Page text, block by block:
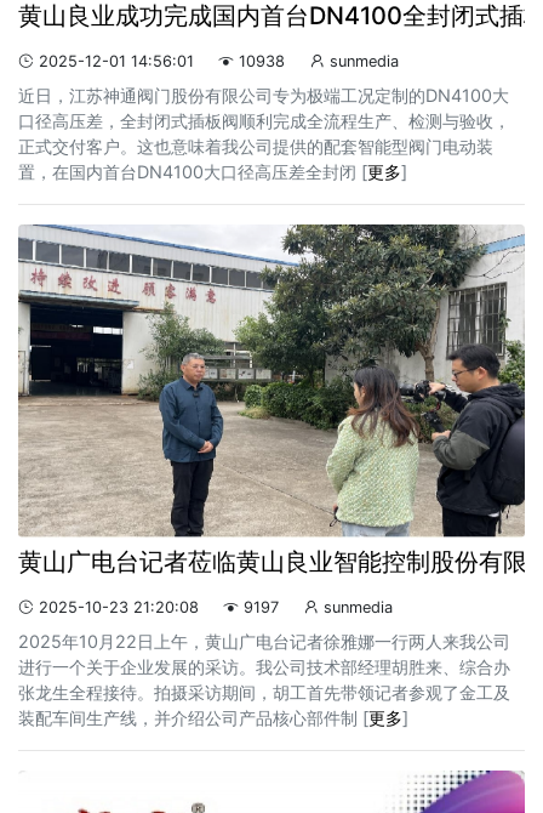
黄山良业成功完成国内首台DN4100全封闭式插
 2025-12-01 14:56:01  10938  sunmedia
近日，江苏神通阀门股份有限公司专为极端工况定制的DN4100大
口径高压差，全封闭式插板阀顺利完成全流程生产、检测与验收，
正式交付客户。这也意味着我公司提供的配套智能型阀门电动装
置，在国内首台DN4100大口径高压差全封闭 [更多]
黄山广电台记者莅临黄山良业智能控制股份有限
 2025-10-23 21:20:08  9197  sunmedia
2025年10月22日上午，黄山广电台记者徐雅娜一行两人来我公司
进行一个关于企业发展的采访。我公司技术部经理胡胜来、综合办
张龙生全程接待。拍摄采访期间，胡工首先带领记者参观了金工及
装配车间生产线，并介绍公司产品核心部件制 [更多]